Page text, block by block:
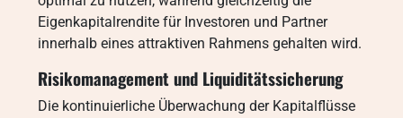
Eigenkapitalrendite für Investoren und Partner
innerhalb eines attraktiven Rahmens gehalten wird.
Risikomanagement und Liquiditätssicherung
Die kontinuierliche Überwachung der Kapitalflüsse